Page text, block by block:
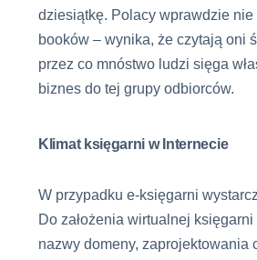
dziesiątkę. Polacy wprawdzie
booków – wynika, że czytają oni
przez co mnóstwo ludzi sięga
biznes do tej grupy odbiorców.
Klimat księgarni w Internecie
W przypadku e-księgarni
Do założenia wirtualnej
nazwy domeny, zaprojektowania